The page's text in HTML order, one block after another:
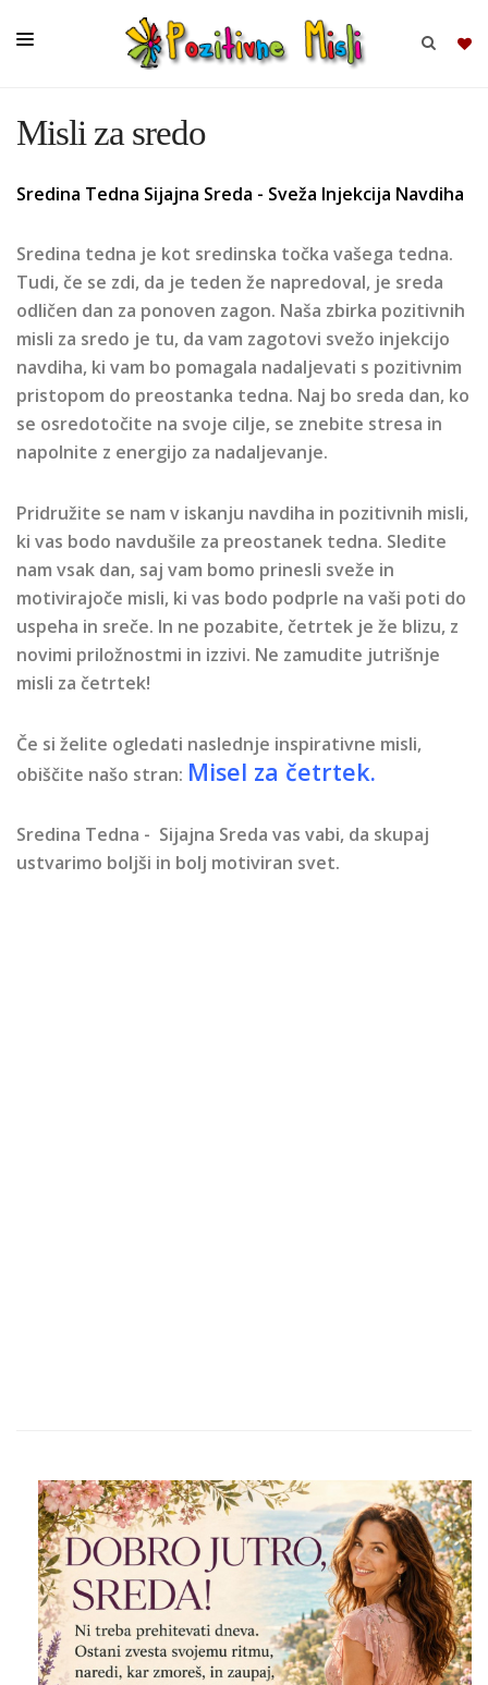
SKUPINE
KOMPLETI
Misli za sredo
Sredina Tedna Sijajna Sreda - Sveža Injekcija Navdiha
Sredina tedna je kot sredinska točka vašega tedna.
Tudi, če se zdi, da je teden že napredoval, je sreda
odličen dan za ponoven zagon. Naša zbirka pozitivnih
misli za sredo je tu, da vam zagotovi svežo injekcijo
navdiha, ki vam bo pomagala nadaljevati s pozitivnim
pristopom do preostanka tedna. Naj bo sreda dan, ko
se osredotočite na svoje cilje, se znebite stresa in
napolnite z energijo za nadaljevanje.
Pridružite se nam v iskanju navdiha in pozitivnih misli,
ki vas bodo navdušile za preostanek tedna. Sledite
nam vsak dan, saj vam bomo prinesli sveže in
motivirajoče misli, ki vas bodo podprle na vaši poti do
uspeha in sreče. In ne pozabite, četrtek je že blizu, z
novimi priložnostmi in izzivi. Ne zamudite jutrišnje
misli za četrtek!
Če si želite ogledati naslednje inspirativne misli,
obiščite našo stran: Misel za četrtek.
Sredina Tedna - Sijajna Sreda vas vabi, da skupaj
ustvarimo boljši in bolj motiviran svet.